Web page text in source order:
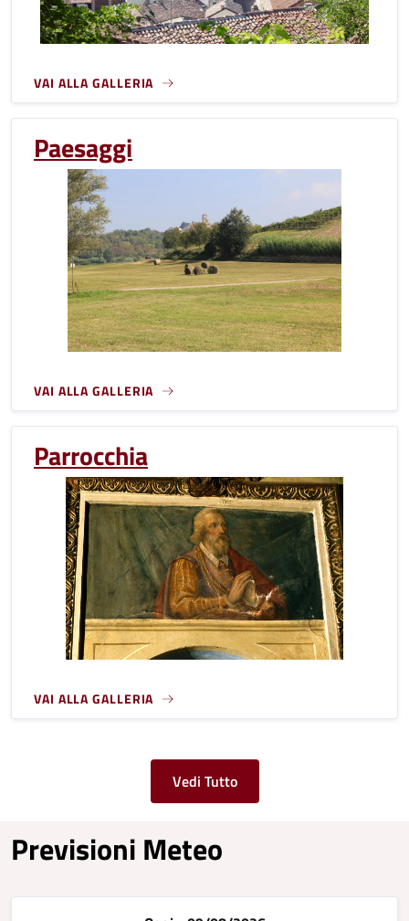
VAI ALLA GALLERIA
Paesaggi
VAI ALLA GALLERIA
Parrocchia
VAI ALLA GALLERIA
Vedi Tutto
Previsioni Meteo